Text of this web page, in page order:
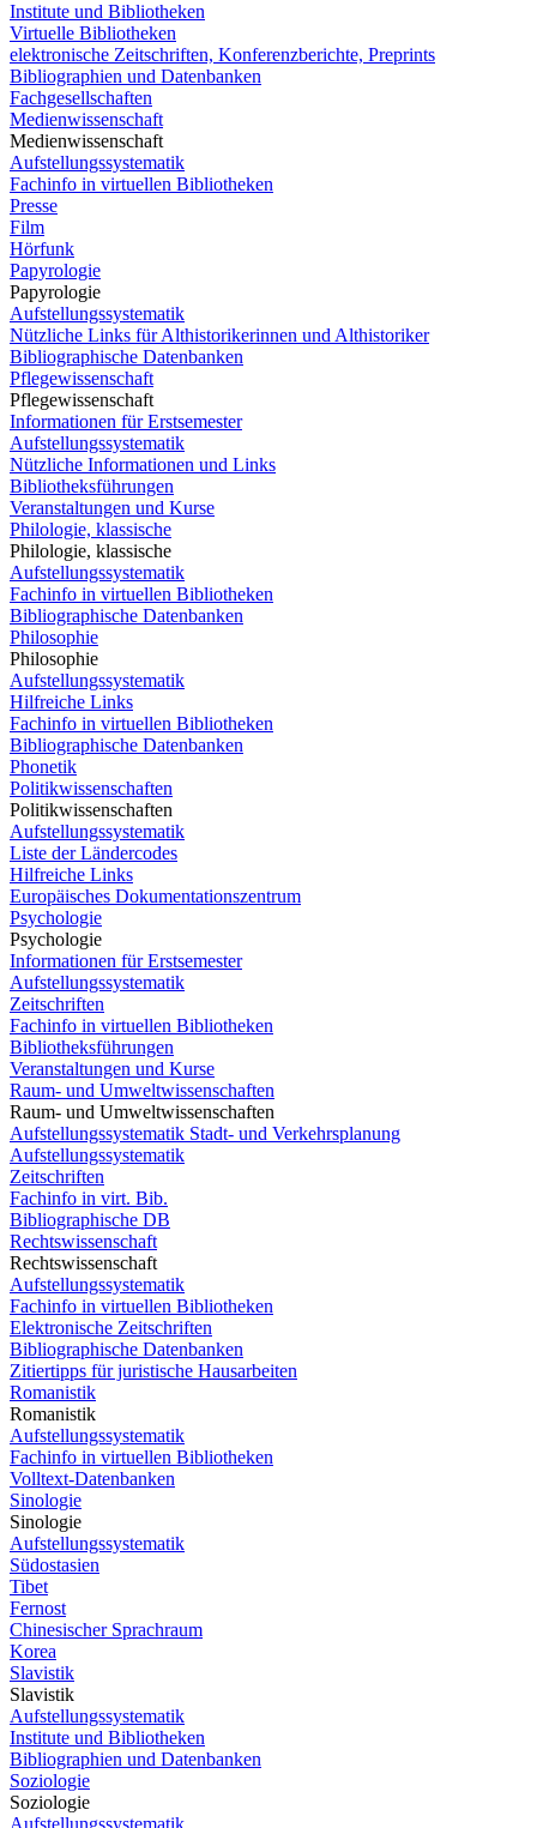
Institute und Bibliotheken
Virtuelle Bibliotheken
elektronische Zeitschriften, Konferenzberichte, Preprints
Bibliographien und Datenbanken
Fachgesellschaften
Medienwissenschaft
Medienwissenschaft
Aufstellungssystematik
Fachinfo in virtuellen Bibliotheken
Presse
Film
Hörfunk
Papyrologie
Papyrologie
Aufstellungssystematik
Nützliche Links für Althistorikerinnen und Althistoriker
Bibliographische Datenbanken
Pflegewissenschaft
Pflegewissenschaft
Informationen für Erstsemester
Aufstellungssystematik
Nützliche Informationen und Links
Bibliotheksführungen
Veranstaltungen und Kurse
Philologie, klassische
Philologie, klassische
Aufstellungssystematik
Fachinfo in virtuellen Bibliotheken
Bibliographische Datenbanken
Philosophie
Philosophie
Aufstellungssystematik
Hilfreiche Links
Fachinfo in virtuellen Bibliotheken
Bibliographische Datenbanken
Phonetik
Politikwissenschaften
Politikwissenschaften
Aufstellungssystematik
Liste der Ländercodes
Hilfreiche Links
Europäisches Dokumentationszentrum
Psychologie
Psychologie
Informationen für Erstsemester
Aufstellungssystematik
Zeitschriften
Fachinfo in virtuellen Bibliotheken
Bibliotheksführungen
Veranstaltungen und Kurse
Raum- und Umweltwissenschaften
Raum- und Umweltwissenschaften
Aufstellungssystematik Stadt- und Verkehrsplanung
Aufstellungssystematik
Zeitschriften
Fachinfo in virt. Bib.
Bibliographische DB
Rechtswissenschaft
Rechtswissenschaft
Aufstellungssystematik
Fachinfo in virtuellen Bibliotheken
Elektronische Zeitschriften
Bibliographische Datenbanken
Zitiertipps für juristische Hausarbeiten
Romanistik
Romanistik
Aufstellungssystematik
Fachinfo in virtuellen Bibliotheken
Volltext-Datenbanken
Sinologie
Sinologie
Aufstellungssystematik
Südostasien
Tibet
Fernost
Chinesischer Sprachraum
Korea
Slavistik
Slavistik
Aufstellungssystematik
Institute und Bibliotheken
Bibliographien und Datenbanken
Soziologie
Soziologie
Aufstellungssystematik